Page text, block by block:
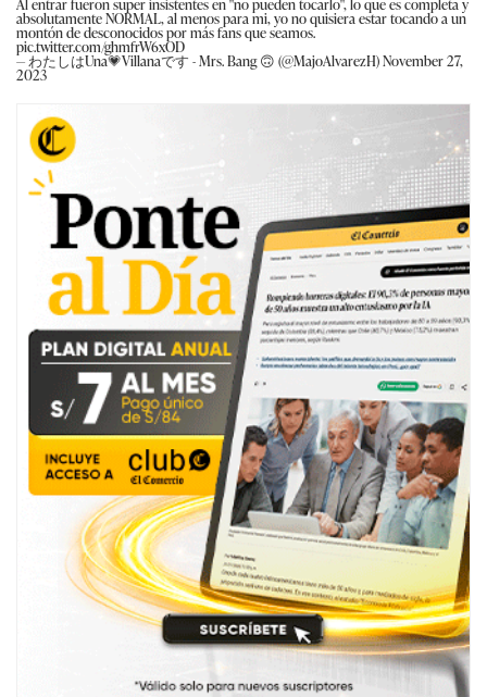
absolutamente NORMAL, al menos para mi, yo no quisiera estar tocando a un
montón de desconocidos por más fans que seamos.
pic.twitter.com/ghmfrW6xOD
— わたしはUna💗Villanaです - Mrs. Bang 🙃 (@MajoAlvarezH)November 27,
2023